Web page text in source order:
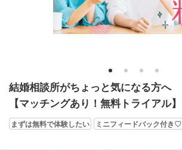
1 2 3 4
結婚相談所がちょっと気になる方へ
【マッチングあり！無料トライアル】
まずは無料で体験したい ミニフィードバック付き♡